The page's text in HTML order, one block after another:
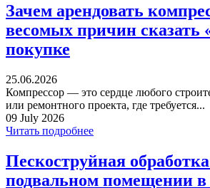
Зачем арендовать
весомых причин сказать
покупке
25.06.2026
Компрессор — это сердце любого
или ремонтного проекта, где требуется...
09 July 2026
Читать подробнее
Пескоструйная
подвальном помещении в